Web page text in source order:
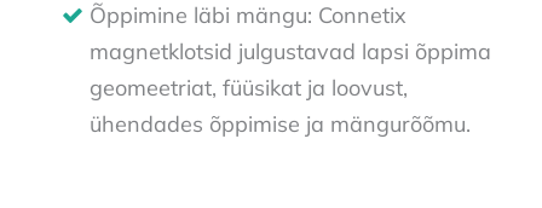
Õppimine läbi mängu: Connetix
magnetklotsid julgustavad lapsi õppima
geomeetriat, füüsikat ja loovust,
ühendades õppimise ja mängurõõmu.